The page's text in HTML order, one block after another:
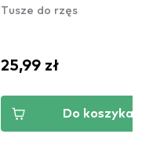
Tusze do rzęs
25,99 zł
Do koszyka